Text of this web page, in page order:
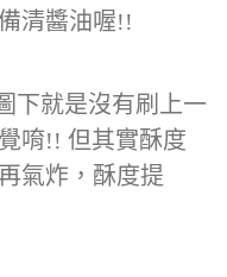
清醬油喔!!
下就是沒有刷上一
唷!! 但其實酥度
氣炸，酥度提